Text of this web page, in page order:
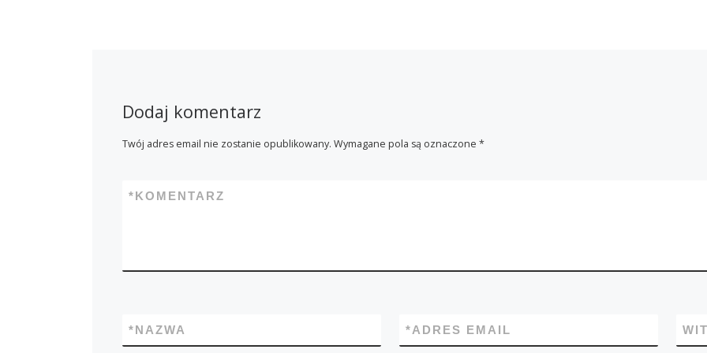
Dodaj komentarz
Twój adres email nie zostanie opublikowany. Wymagane pola są oznaczone *
KOMENTARZ
*
NAZWA
* ADRES EMAIL
*